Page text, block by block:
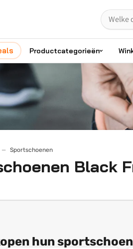
Productcategorieën
Sportschoenen
Black
hun